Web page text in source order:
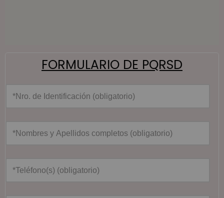
FORMULARIO DE PQRSD